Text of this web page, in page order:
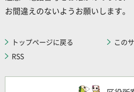
お間違えのないようお願いします。
トップページに戻る
この
RSS